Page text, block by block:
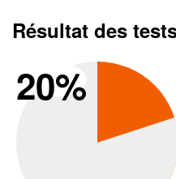
Résultat des
20%